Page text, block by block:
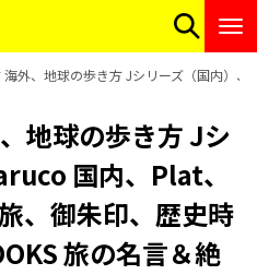
外、地球の歩き方 Jシリーズ（国内）
地球の歩き方 Jシ
国内、Plat、
、御朱印、歴史時
旅の名言＆絶